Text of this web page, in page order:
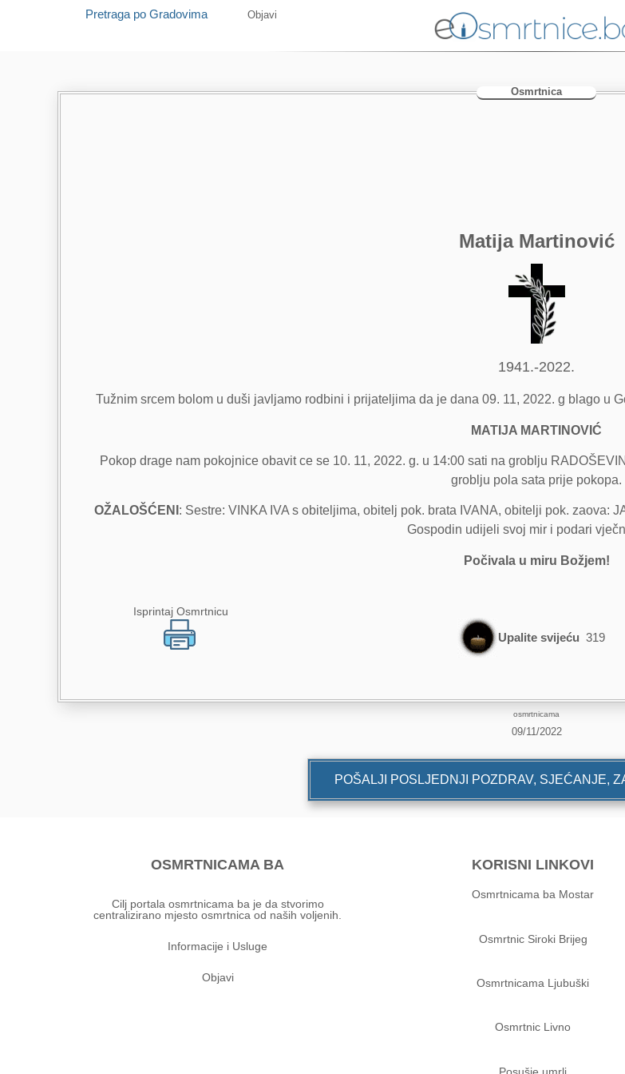
Pretraga po Gradovima Objavi
Osmrtnica
Matija Martinović
1941.-2022.
Tužnim srcem bolom u duši javljamo rodbini i prijateljima da je dana 09. 11, 2022. g blago u
MATIJA MARTINOVIĆ
Pokop drage nam pokojnice obavit ce se 10. 11, 2022. g. u 14:00 sati na groblju
groblju pola sata prije pokopa.
OŽALOŠĆENI : Sestre: VINKA IVA s obiteljima, obitelj pok. brata IVANA, obitelji pok. zaova:
Gospodin udijeli svoj mir i podari
Počivala u miru Božjem!
Isprintaj Osmrtnicu
Upalite svijeću 319
osmrtnicama
09/11/2022
POŠALJI POSLJEDNJI POZDRAV, SJEĆANJE,
OSMRTNICAMA BA
Cilj portala osmrtnicama ba je da stvorimo
centralizirano mjesto osmrtnica od naših voljenih.
Informacije i Usluge
Objavi
KORISNI LINKOVI
Osmrtnicama ba Mostar
Osmrtnic Siroki Brijeg
Osmrtnicama Ljubuški
Osmrtnic Livno
Posušje umrli